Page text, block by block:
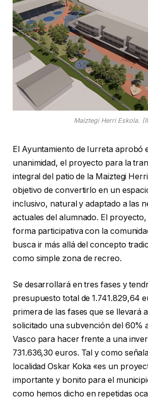
Maiztegi Herri Eskola.
El Ayuntamiento de Iurreta aprobó
unanimidad, el proyecto para la
integral del patio de la Maiztegi
objetivo de convertirlo en un
inclusivo, natural y adaptado a las
actuales del alumnado. El
forma participativa con la
busca ir más allá del concepto
como simple zona de recreo.
Se desarrollará en tres fases y
presupuesto total de 1.741.829,64
primera de las fases que se llevará
solicitado una subvención del 60%
Vasco para hacer frente a una
731.636,30 euros. Tal y como
localidad Oskar Koka «es un
importante y bonito para el
como hemos dicho en repetidas